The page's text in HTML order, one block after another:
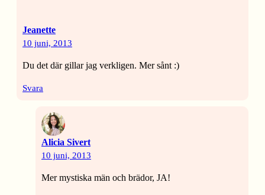
Jeanette
10 juni, 2013
Du det där gillar jag verkligen. Mer sånt :)
Svara
Alicia Sivert
10 juni, 2013
Mer mystiska män och brädor, JA!